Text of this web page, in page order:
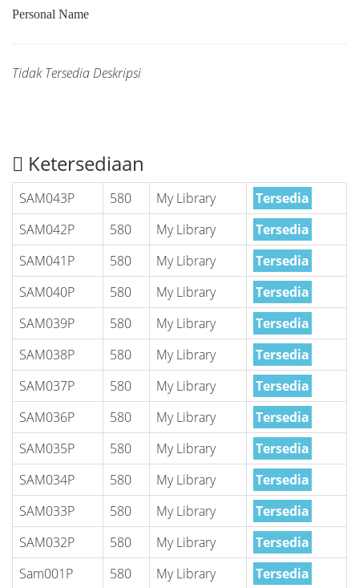
Personal Name
Tidak Tersedia Deskripsi
Ketersediaan
SAM043P 580 My Library
Tersedia
SAM042P
580 My Library
Tersedia
SAM041P
580 My Library
Tersedia
SAM040P
580 My Library
Tersedia
SAM039P
580 My Library
Tersedia
SAM038P
580 My Library
Tersedia
SAM037P
580 My Library
Tersedia
SAM036P
580 My Library
Tersedia
SAM035P
580 My Library
Tersedia
SAM034P
580 My Library
Tersedia
SAM033P
580 My Library
Tersedia
SAM032P
580 My Library
Tersedia
Sam001P
580 My Library Tersedia